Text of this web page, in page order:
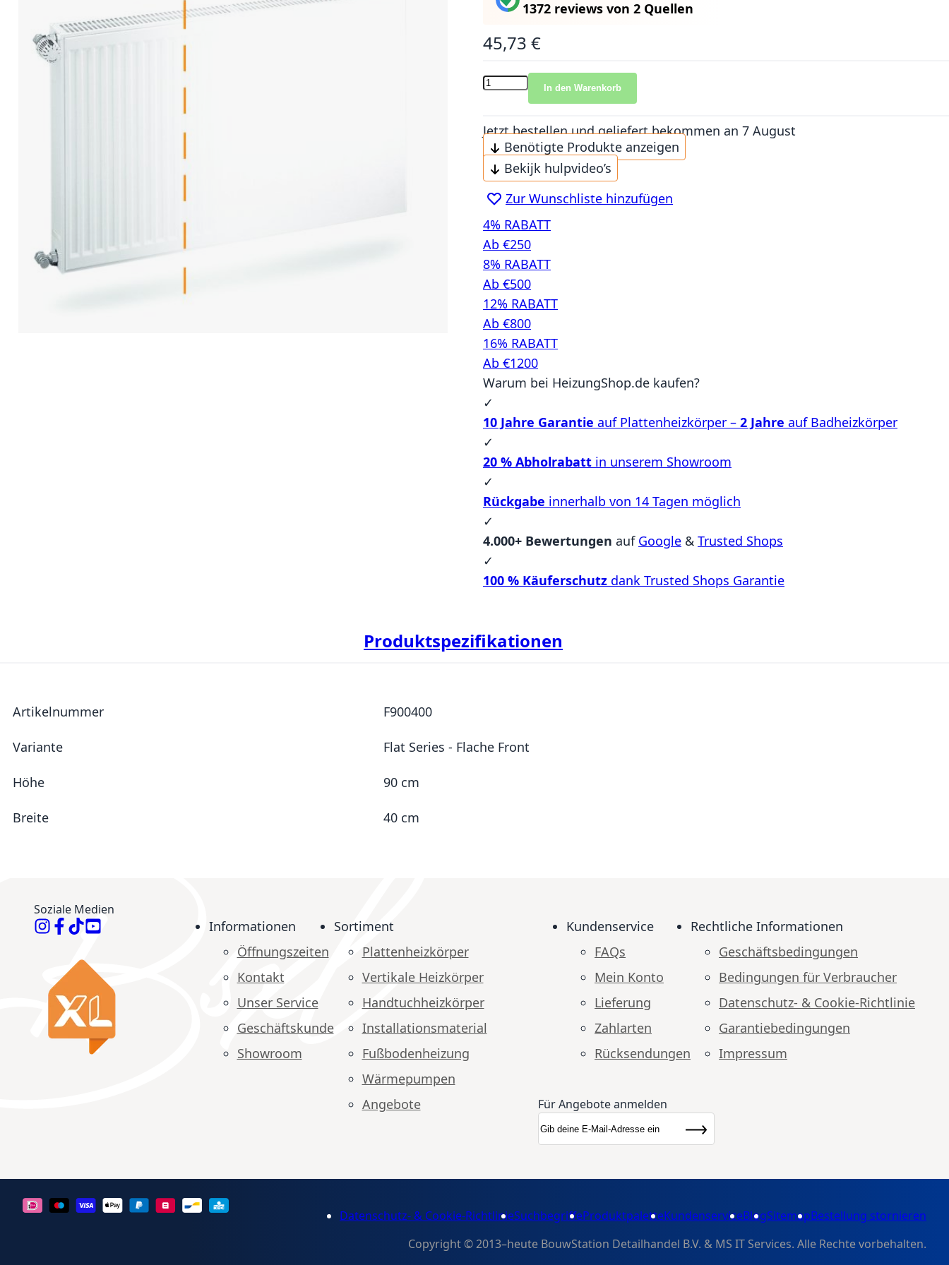
1372 reviews von 2 Quellen
45,73 €
In den Warenkorb
Jetzt bestellen und geliefert bekommen an 7 August
Benötigte Produkte anzeigen
Bekijk hulpvideo’s
Zur Wunschliste hinzufügen
4% RABATT
Ab €250
8% RABATT
Ab €500
12% RABATT
Ab €800
16% RABATT
Ab €1200
Warum bei HeizungShop.de kaufen?
✓
10 Jahre Garantie auf Plattenheizkörper – 2 Jahre auf Badheizkörper
✓
20 % Abholrabatt in unserem Showroom
✓
Rückgabe innerhalb von 14 Tagen möglich
✓
4.000+ Bewertungen auf Google & Trusted Shops
✓
100 % Käuferschutz dank Trusted Shops Garantie
Produktspezifikationen
Mehr Informationen
Artikelnummer F900400
Variante Flat Series - Flache Front
Höhe 90 cm
Breite 40 cm
Soziale Medien
Informationen
Öffnungszeiten
Kontakt
Unser Service
Geschäftskunde
Showroom
Sortiment
Plattenheizkörper
Vertikale Heizkörper
Handtuchheizkörper
Installationsmaterial
Fußbodenheizung
Wärmepumpen
Angebote
Kundenservice
FAQs
Mein Konto
Lieferung
Zahlarten
Rücksendungen
Rechtliche Informationen
Geschäftsbedingungen
Bedingungen für Verbraucher
Datenschutz- & Cookie-Richtlinie
Garantiebedingungen
Impressum
Für Angebote anmelden
Newsletter
Abonnieren
Datenschutz- & Cookie-RichtlinieSuchbegriffeProduktpaletteKundenserviceBlogSitemapBestellung stornieren
Copyright © 2013–heute BouwStation Detailhandel B.V. & MS IT Services. Alle Rechte vorbehalten.